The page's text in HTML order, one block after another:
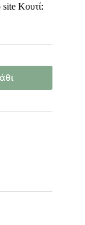
Κουτί: